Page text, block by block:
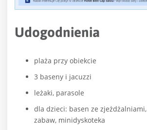
Udogodnienia
plaża przy obiekcie
3 baseny i jacuzzi
leżaki, parasole
dla dzieci: basen ze
zabaw, minidyskoteka